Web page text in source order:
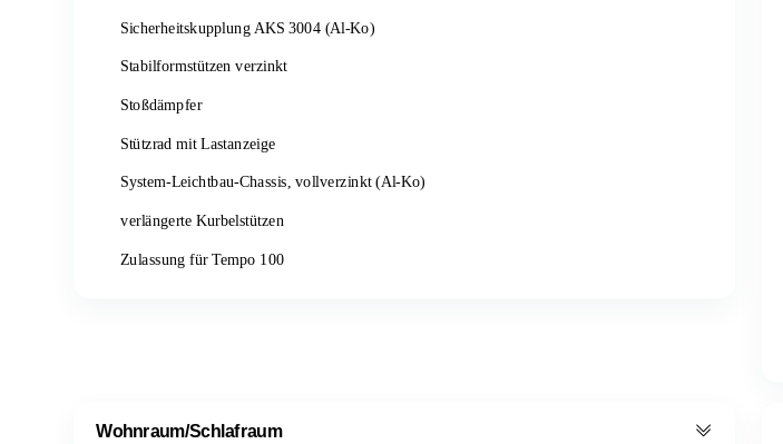
Sicherheitskupplung AKS 3004 (Al-Ko)
Stabilformstützen verzinkt
Stoßdämpfer
Stützrad mit Lastanzeige
System-Leichtbau-Chassis, vollverzinkt (Al-Ko)
verlängerte Kurbelstützen
Zulassung für Tempo 100
Wohnraum/Schlafraum